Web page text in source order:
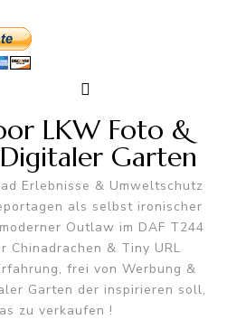
LKW Foto &
Garten
Erlebnisse & Umweltschutz
als selbst ironischer
Outlaw im DAF T244
Chinadrachen & Tiny URL
frei von Werbung &
Garten der inspirieren soll,
zu verkaufen !